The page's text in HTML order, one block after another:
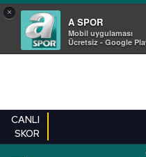
×
A SPOR
Mobil uygulaması
Ücretsiz - Google
CANLI
SKOR